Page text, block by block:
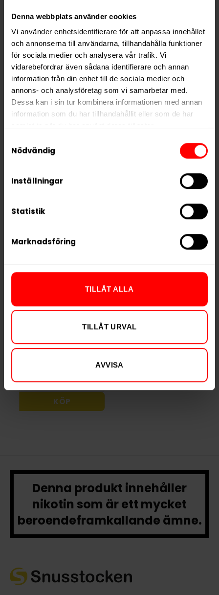
Denna webbplats använder cookies
Vi använder enhetsidentifierare för att anpassa innehållet
och annonserna till användarna, tillhandahålla funktioner
för sociala medier och analysera vår trafik. Vi
vidarebefordrar även sådana identifierare och annan
information från din enhet till de sociala medier och
annons- och analysföretag som vi samarbetar med.
Dessa kan i sin tur kombinera informationen med annan
information som du har tillhandahållit eller som de har
We work with
who may receive and
Nödvändig
Inställningar
Statistik
Marknadsföring
TILLÅT ALLA
TILLÅT URVAL
AVVISA
Typ
Nikotinfritt Snus
Smak
Frukt
Format
Slim
Styrka
Nikotinfri
Vikt per dosa
14 g
Portioner per dosa
Vikt per portion
0,7 g
Tillverkare
FIX Zero
199,90 kr
KÖP
LEWA Power
Raspberries
Denna produkt innehåller
nikotin som är ett mycket
beroendeframkallande ämne.